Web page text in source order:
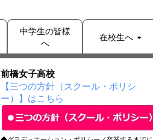
中学生の皆様
へ
在校生へ
前橋女子高校
【三つの方針（スクール・ポリシ
ー）】はこちら